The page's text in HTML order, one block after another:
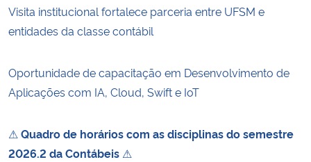
Visita institucional fortalece parceria entre UFSM e
entidades da classe contábil
Oportunidade de capacitação em Desenvolvimento de
Aplicações com IA, Cloud, Swift e IoT
⚠ Quadro de horários com as disciplinas do semestre
2026.2 da Contábeis ⚠